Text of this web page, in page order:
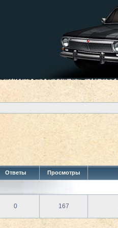
Ответы Просмотры
0 167